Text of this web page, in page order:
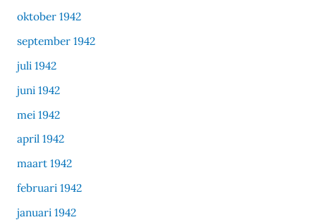
oktober 1942
september 1942
juli 1942
juni 1942
mei 1942
april 1942
maart 1942
februari 1942
januari 1942